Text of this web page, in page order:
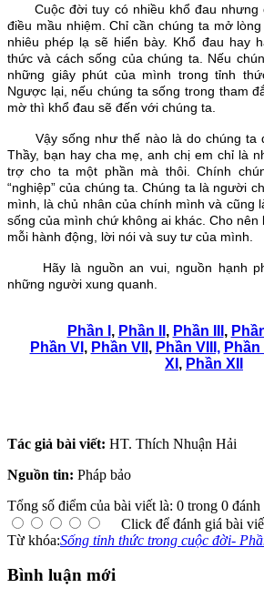
Cuộc đời tuy có nhiều khổ đau nhưng
điều mầu nhiệm. Chỉ cần chúng ta mở
nhiêu phép lạ sẽ hiển bày. Khổ đau hay
thức và cách sống của chúng ta. Nếu
những giây phút của mình trong tỉnh
Ngược lại, nếu chúng ta sống trong tham
mờ thì khổ đau sẽ đến với chúng ta.
Vậy sống như thế nào là do chúng ta
Thầy, bạn hay cha mẹ, anh chị em chỉ là
trợ cho ta một phần mà thôi. Chính
“nghiệp” của chúng ta. Chúng ta là người
mình, là chủ nhân của chính mình và cũng
sống của mình chứ không ai khác. Cho nên
mỗi hành động, lời nói và suy tư của mình.
Hãy là nguồn an vui, nguồn hạnh
những người xung quanh.
Phần I , Phần II , Phần III ,
Phần VI , Phần VII , Phần VIII, Phần
XI , Phần XII
Tác giả bài viết: HT. Thích Nhuận Hải
Nguồn tin: Pháp bảo
Tổng số điểm của bài viết là: 0 trong 0 đánh
Click để đánh giá bài
Từ khóa:Sống tỉnh thức trong cuộc đời-
Bình luận mới